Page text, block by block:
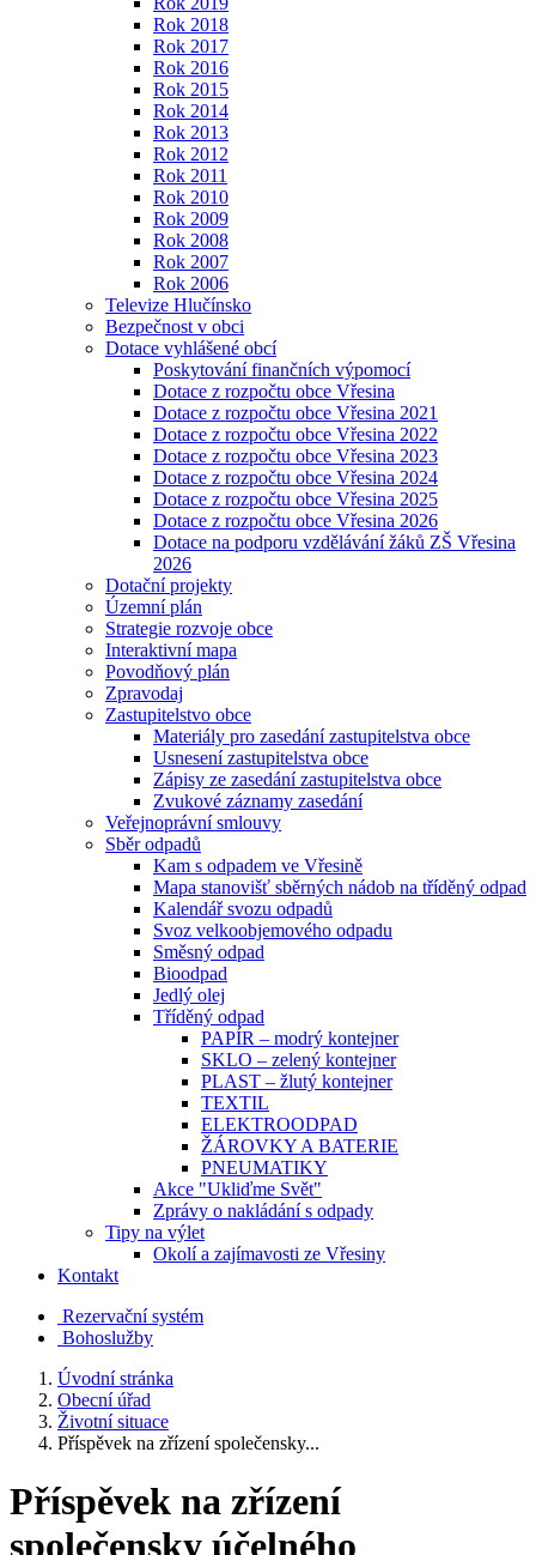
Rok 2018
Rok 2017
Rok 2016
Rok 2015
Rok 2014
Rok 2013
Rok 2012
Rok 2011
Rok 2010
Rok 2009
Rok 2008
Rok 2007
Rok 2006
Televize Hlučínsko
Bezpečnost v obci
Dotace vyhlášené obcí
Poskytování finančních výpomocí
Dotace z rozpočtu obce Vřesina
Dotace z rozpočtu obce Vřesina 2021
Dotace z rozpočtu obce Vřesina 2022
Dotace z rozpočtu obce Vřesina 2023
Dotace z rozpočtu obce Vřesina 2024
Dotace z rozpočtu obce Vřesina 2025
Dotace z rozpočtu obce Vřesina 2026
Dotace na podporu vzdělávání žáků ZŠ Vřesina
2026
Dotační projekty
Územní plán
Strategie rozvoje obce
Interaktivní mapa
Povodňový plán
Zpravodaj
Zastupitelstvo obce
Materiály pro zasedání zastupitelstva obce
Usnesení zastupitelstva obce
Zápisy ze zasedání zastupitelstva obce
Zvukové záznamy zasedání
Veřejnoprávní smlouvy
Sběr odpadů
Kam s odpadem ve Vřesině
Mapa stanovišť sběrných nádob na tříděný odpad
Kalendář svozu odpadů
Svoz velkoobjemového odpadu
Směsný odpad
Bioodpad
Jedlý olej
Tříděný odpad
PAPÍR – modrý kontejner
SKLO – zelený kontejner
PLAST – žlutý kontejner
TEXTIL
ELEKTROODPAD
ŽÁROVKY A BATERIE
PNEUMATIKY
Akce "Ukliďme Svět"
Zprávy o nakládání s odpady
Tipy na výlet
Okolí a zajímavosti ze Vřesiny
Kontakt
Rezervační systém
Bohoslužby
Úvodní stránka
Obecní úřad
Životní situace
Příspěvek na zřízení společensky...
Příspěvek na zřízení
společensky účelného